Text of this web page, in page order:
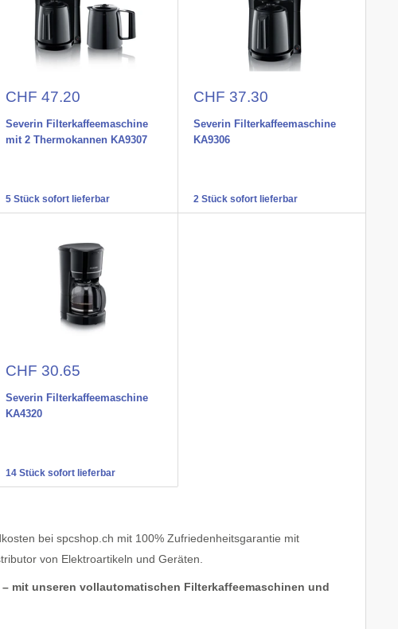
Aktionspreis
CHF 47.20
Severin Filterkaffeemaschine
mit 2 Thermokannen KA9307
5 Stück sofort lieferbar
Aktionspreis
CHF 37.30
Severin Filterkaffeemaschine
KA9306
2 Stück sofort lieferbar
Aktionspreis
CHF 30.65
Severin Filterkaffeemaschine
KA4320
14 Stück sofort lieferbar
bei spcshop.ch mit 100% Zufriedenheitsgarantie mit
von Elektroartikeln und Geräten.
mit unseren vollautomatischen Filterkaffeemaschinen und